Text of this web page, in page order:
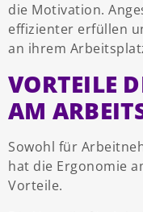
die Motivation.
effizienter erfüllen
an ihrem
VORTEILE
AM
Sowohl für
hat die Ergonomie
Vorteile.